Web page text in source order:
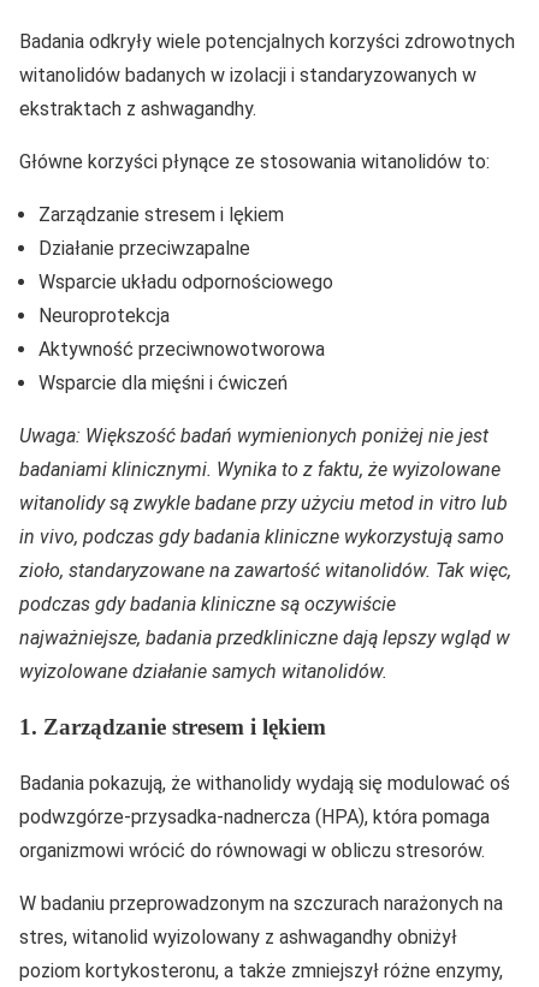
Badania odkryły wiele potencjalnych korzyści zdrowotnych
witanolidów badanych w izolacji i standaryzowanych w
ekstraktach z ashwagandhy.
Główne korzyści płynące ze stosowania witanolidów to:
Zarządzanie stresem i lękiem
Działanie przeciwzapalne
Wsparcie układu odpornościowego
Neuroprotekcja
Aktywność przeciwnowotworowa
Wsparcie dla mięśni i ćwiczeń
Uwaga: Większość badań wymienionych poniżej nie jest
badaniami klinicznymi. Wynika to z faktu, że wyizolowane
witanolidy są zwykle badane przy użyciu metod in vitro lub
in vivo, podczas gdy badania kliniczne wykorzystują samo
zioło, standaryzowane na zawartość witanolidów. Tak więc,
podczas gdy badania kliniczne są oczywiście
najważniejsze, badania przedkliniczne dają lepszy wgląd w
wyizolowane działanie samych witanolidów.
1. Zarządzanie stresem i lękiem
Badania pokazują, że withanolidy wydają się modulować oś
podwzgórze-przysadka-nadnercza (HPA), która pomaga
organizmowi wrócić do równowagi w obliczu stresorów.
W badaniu przeprowadzonym na szczurach narażonych na
stres, witanolid wyizolowany z ashwagandhy obniżył
poziom kortykosteronu, a także zmniejszył różne enzymy,